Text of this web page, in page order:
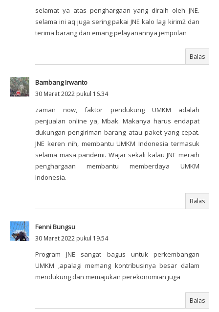
selamat ya atas penghargaan yang diraih oleh JNE.
selama ini aq juga sering pakai JNE kalo lagi kirim2 dan
terima barang dan emang pelayanannya jempolan
Balas
Bambang Irwanto
30 Maret 2022 pukul 16.34
zaman now, faktor pendukung UMKM adalah
penjualan online ya, Mbak. Makanya harus endapat
dukungan pengiriman barang atau paket yang cepat.
JNE keren nih, membantu UMKM Indonesia termasuk
selama masa pandemi. Wajar sekali kalau JNE meraih
penghargaan membantu memberdaya UMKM
Indonesia.
Balas
Fenni Bungsu
30 Maret 2022 pukul 19.54
Program JNE sangat bagus untuk perkembangan
UMKM ,apalagi memang kontribusinya besar dalam
mendukung dan memajukan perekonomian juga
Balas